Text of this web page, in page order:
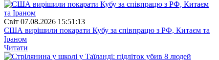
Свiт 07.08.2026 15:51:13
США вирішили покарати Кубу за співпрацю з РФ, Китаєм та
Іраном
Читати